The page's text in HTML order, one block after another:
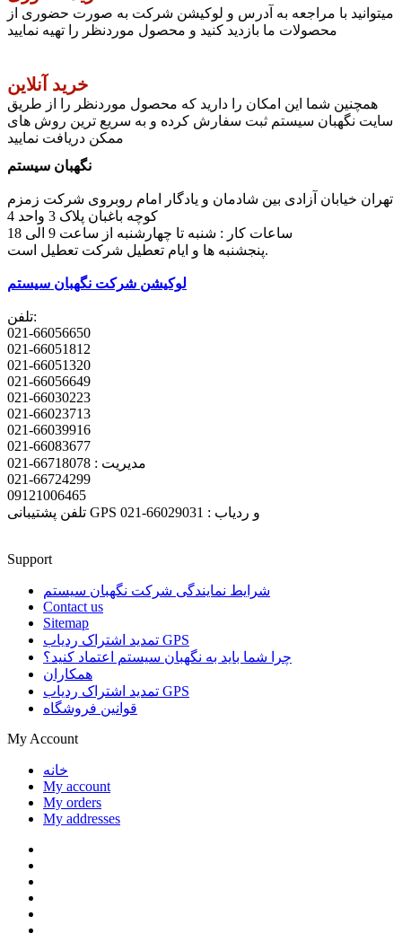
میتوانید با مراجعه به آدرس و لوکیشن شرکت به صورت حضوری از
محصولات ما بازدید کنید و محصول موردنظر را تهیه نمایید
خرید آنلاین
همچنین شما این امکان را دارید که محصول موردنظر را از طریق
سایت نگهبان سیستم ثبت سفارش کرده و به سریع ترین روش های
ممکن دریافت نمایید
نگهبان سیستم
تهران خیابان آزادی بین شادمان و یادگار امام روبروی شرکت زمزم
کوچه باغبان پلاک 3 واحد 4
پنجشنبه ها و ایام تعطیل شرکت تعطیل است.
لوکیشن شرکت نگهبان سیستم
تلفن:
021-66056650
021-66051812
021-66051320
021-66056649
021-66030223
021-66023713
021-66039916
021-66083677
مدیریت : 66718078-021
021-66724299
09121006465
تلفن پشتیبانی GPS و ردیاب : 66029031-021
Support
شرایط نمایندگی شرکت نگهبان سیستم
Contact us
Sitemap
تمدید اشتراک ردیاب GPS
چرا شما باید به نگهبان سیستم اعتماد کنید؟
همکاران
تمدید اشتراک ردیاب GPS
قوانین فروشگاه
My Account
خانه
My account
My orders
My addresses